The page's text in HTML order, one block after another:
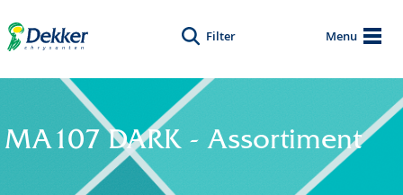
Menu
Filter
MA107 DARK - Assortiment